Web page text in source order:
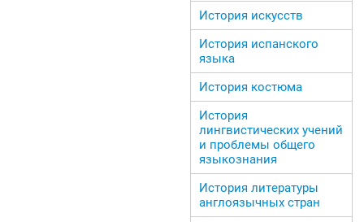
История искусств
История испанского
языка
История костюма
История
лингвистических учений
и проблемы общего
языкознания
История литературы
англоязычных стран